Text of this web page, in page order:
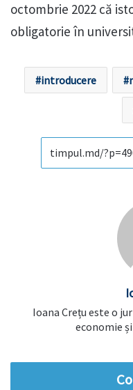
octombrie 2022 că
obligatorie în
introducere
Ioana Crețu este o
economie